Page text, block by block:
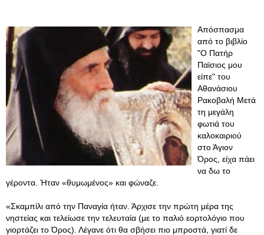
Απόσπασμα
από το βιβλίο
"Ο Πατήρ
Παϊσιος μου
είπε" του
Αθανάσιου
Ρακοβαλή Μετά
τη μεγάλη
φωτιά του
καλοκαιριού
στο Άγιον
Όρος, είχα πάει
να δω το
γέροντα. Ήταν «θυμωμένος» και φώναζε.
«Σκαμπίλι από την Παναγία ήταν. Άρχισε την πρώτη μέρα της
νηστείας και τελείωσε την τελευταία (με το παλιό εορτολόγιο που
γιορτάζει το Όρος). Λέγανε ότι θα σβήσει πιο μπροστά, γιατί δε